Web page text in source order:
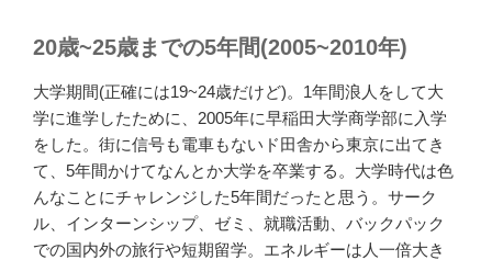
20歳~25歳までの5年間(2005~2010年)
大学期間(正確には19~24歳だけど)。1年間浪人をして大
学に進学したために、2005年に早稲田大学商学部に入学
をした。街に信号も電車もないド田舎から東京に出てき
て、5年間かけてなんとか大学を卒業する。大学時代は色
んなことにチャレンジした5年間だったと思う。サーク
ル、インターンシップ、ゼミ、就職活動、バックパック
での国内外の旅行や短期留学。エネルギーは人一倍大き